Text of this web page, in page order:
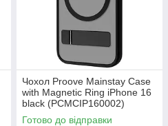
Чохол Proove Mainstay Case
with Magnetic Ring iPhone 16
black (PCMCIP160002)
Готово до відправки